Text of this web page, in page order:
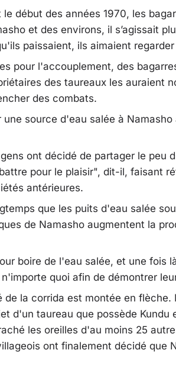
début des années 1970, les
et des environs, il s’agissait
paissaient, ils aimaient
pour l'accouplement, des
des taureaux les auraient
des combats.
source d'eau salée à
ont décidé de partager le peu
pour le plaisir", dit-il, faisant
antérieures.
que les puits d'eau salée
de Namasho augmentent la
boire de l'eau salée, et une fois
quoi afin de démontrer
de la corrida est montée en
d'un taureau que possède Kundu
les oreilles d'au moins 25
ont finalement décidé que